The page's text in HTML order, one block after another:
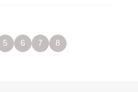
5 6 7 8